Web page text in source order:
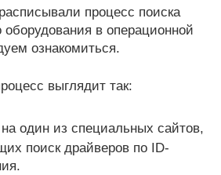
процесс поиска
оборудования в операционной
ознакомиться.
выглядит так:
один из специальных сайтов,
поиск драйверов по ID-